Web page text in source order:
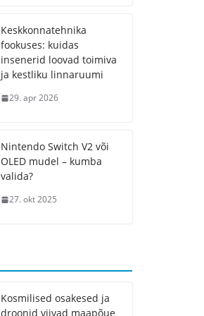
Keskkonnatehnika
fookuses: kuidas
insenerid loovad toimiva
ja kestliku linnaruumi
29. apr 2026
Nintendo Switch V2 või
OLED mudel – kumba
valida?
27. okt 2025
Kosmilised osakesed ja
droonid viivad maapõue